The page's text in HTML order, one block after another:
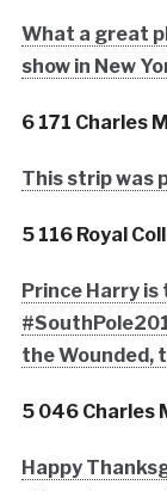
What a great
show in New
6 171 Charles
This strip was
5 116 Royal
Prince Harry
the Wounded,
5 046 Charles
Happy